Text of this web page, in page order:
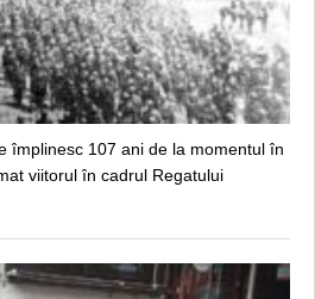
împlinesc 107 ani de la momentul în
viitorul în cadrul Regatului